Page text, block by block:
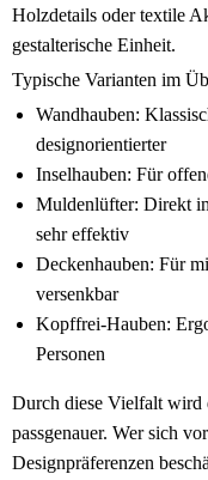
Holzdetails oder textile
gestalterische Einheit.
Typische Varianten im
Wandhauben:
designorientierter
Inselhauben: Für
Muldenlüfter: Direkt
sehr effektiv
Deckenhauben: Für
versenkbar
Kopffrei-Hauben:
Personen
Durch diese Vielfalt wird
passgenauer. Wer sich
Designpräferenzen